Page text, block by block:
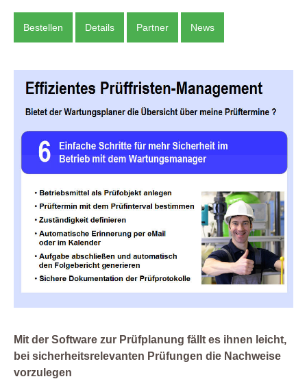
Bestellen Details Partner News
Mit der Software zur Prüfplanung fällt es ihnen leicht,
bei sicherheitsrelevanten Prüfungen die Nachweise
vorzulegen